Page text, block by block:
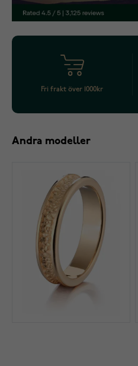
Fri frakt över 1000kr
Andra modeller